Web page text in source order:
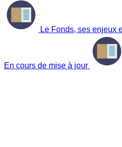
Le Fonds, ses enjeux
En cours de mise à jour